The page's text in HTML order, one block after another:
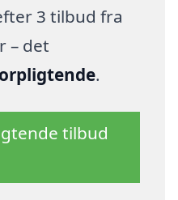
3 tilbud fra
– det
.
tilbud